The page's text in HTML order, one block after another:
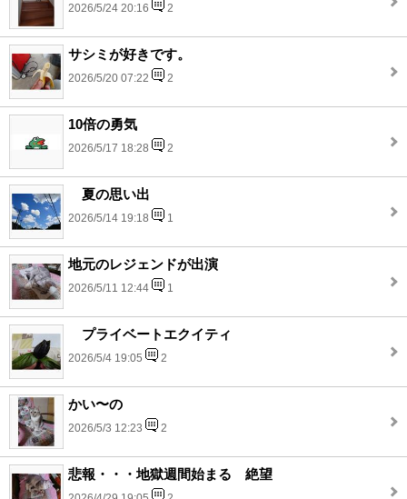
2026/5/24 20:16 2
サシミが好きです。
2026/5/20 07:22 2
10倍の勇気
2026/5/17 18:28 2
夏の思い出
2026/5/14 19:18 1
地元のレジェンドが出演
2026/5/11 12:44 1
プライベートエクイティ
2026/5/4 19:05 2
かい〜の
2026/5/3 12:23 2
悲報・・・地獄週間始まる 絶望